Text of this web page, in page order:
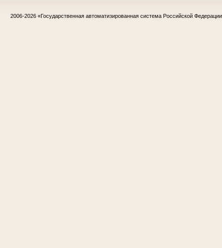
2006-2026 «Государственная автоматизированная система Российской